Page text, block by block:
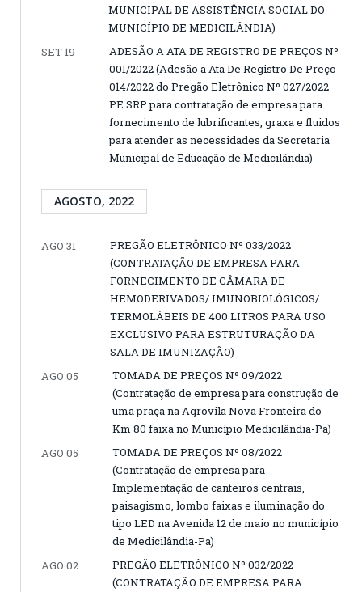
MUNICIPAL DE ASSISTÊNCIA SOCIAL DO
MUNICÍPIO DE MEDICILÂNDIA)
SET 19
ADESÃO A ATA DE REGISTRO DE PREÇOS Nº
001/2022 (Adesão a Ata De Registro De Preço
014/2022 do Pregão Eletrônico Nº 027/2022
PE SRP para contratação de empresa para
fornecimento de lubrificantes, graxa e fluidos
para atender as necessidades da Secretaria
Municipal de Educação de Medicilândia)
AGOSTO, 2022
AGO 31
PREGÃO ELETRÔNICO Nº 033/2022
(CONTRATAÇÃO DE EMPRESA PARA
FORNECIMENTO DE CÂMARA DE
HEMODERIVADOS/ IMUNOBIOLÓGICOS/
TERMOLÁBEIS DE 400 LITROS PARA USO
EXCLUSIVO PARA ESTRUTURAÇÃO DA
SALA DE IMUNIZAÇÃO)
AGO 05
TOMADA DE PREÇOS Nº 09/2022
(Contratação de empresa para construção de
uma praça na Agrovila Nova Fronteira do
Km 80 faixa no Município Medicilândia-Pa)
AGO 05
TOMADA DE PREÇOS Nº 08/2022
(Contratação de empresa para
Implementação de canteiros centrais,
paisagismo, lombo faixas e iluminação do
tipo LED na Avenida 12 de maio no município
de Medicilândia-Pa)
AGO 02
PREGÃO ELETRÔNICO Nº 032/2022
(CONTRATAÇÃO DE EMPRESA PARA